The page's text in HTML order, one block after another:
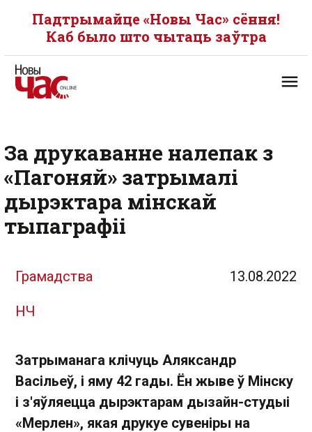
Падтрымайце «Новы Час» сёння!
Каб было што чытаць заўтра
За друкаванне налепак з
«Пагоняй» затрымалі
дырэктара мінскай
тыпаграфіі
Грамадства 13.08.2022
НЧ
Затрыманага клічуць Аляксандр
Васільеў, і яму 42 гады. Ён жыве ў Мінску
і з'яўляецца дырэктарам дызайн-студыі
«Мерлен», якая друкуе сувеніры на